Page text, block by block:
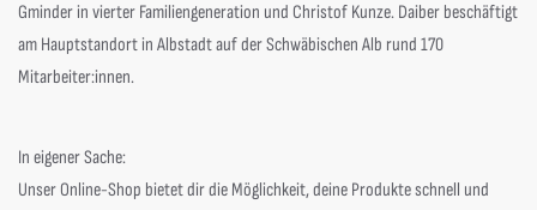
Gminder in vierter Familiengeneration und Christof Kunze. Daiber beschäftigt
am Hauptstandort in Albstadt auf der Schwäbischen Alb rund 170
Mitarbeiter:innen.
In eigener Sache:
Unser Online-Shop bietet dir die Möglichkeit, deine Produkteschnell und